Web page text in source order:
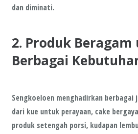
dan diminati.
2. Produk
Berbagai
Sengkoeloen menghadirkan berbagai
dari kue untuk perayaan, cake
produk setengah porsi, kudapan